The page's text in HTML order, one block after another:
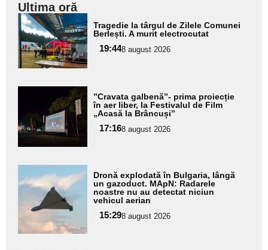
Ultima oră
Adaugă
aici textul
pentru
subtitlu
Tragedie la târgul de Zilele Comunei
Berlești. A murit electrocutat
19:448 august 2026
Adaugă
aici textul
pentru
subtitlu
”Cravata galbenă”- prima proiecție
în aer liber, la Festivalul de Film
„Acasă la Brâncuși”
17:168 august 2026
Adaugă
aici textul
pentru
subtitlu
Dronă explodată în Bulgaria, lângă
un gazoduct. MApN: Radarele
noastre nu au detectat niciun
vehicul aerian
15:298 august 2026